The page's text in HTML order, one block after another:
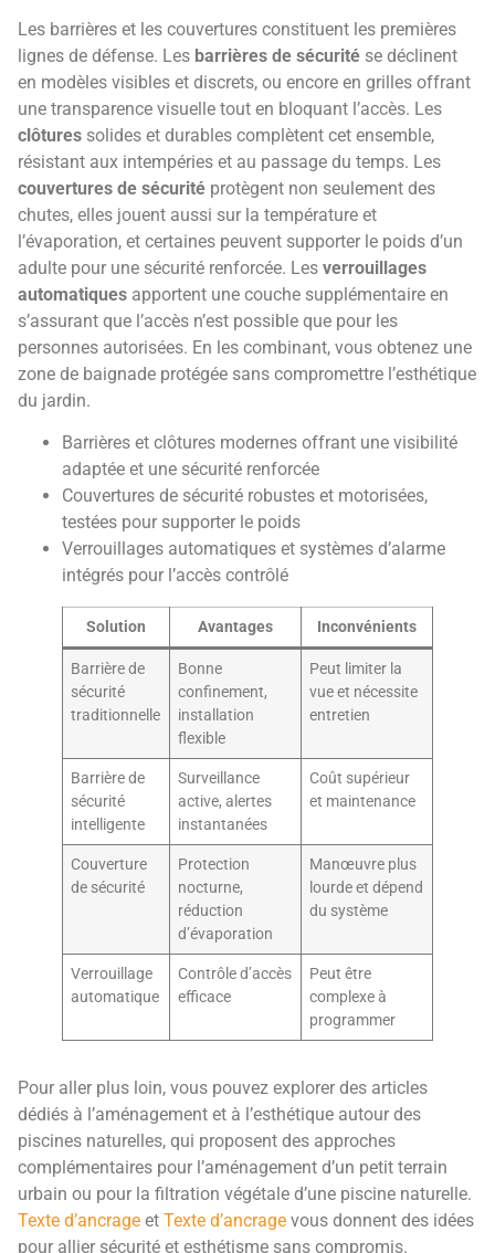
Les barrières et les couvertures constituent les premières
lignes de défense. Les barrières de sécurité se déclinent
en modèles visibles et discrets, ou encore en grilles offrant
une transparence visuelle tout en bloquant l’accès. Les
clôtures solides et durables complètent cet ensemble,
résistant aux intempéries et au passage du temps. Les
couvertures de sécurité protègent non seulement des
chutes, elles jouent aussi sur la température et
l’évaporation, et certaines peuvent supporter le poids d’un
adulte pour une sécurité renforcée. Les verrouillages
automatiques apportent une couche supplémentaire en
s’assurant que l’accès n’est possible que pour les
personnes autorisées. En les combinant, vous obtenez une
zone de baignade protégée sans compromettre l’esthétique
du jardin.
Barrières et clôtures modernes offrant une visibilité
adaptée et une sécurité renforcée
Couvertures de sécurité robustes et motorisées,
testées pour supporter le poids
Verrouillages automatiques et systèmes d’alarme
intégrés pour l’accès contrôlé
Solution Avantages Inconvénients
Barrière de
sécurité
traditionnelle
Bonne
confinement,
installation
flexible
Peut limiter la
vue et nécessite
entretien
Barrière de
sécurité
intelligente
Surveillance
active, alertes
instantanées
Coût supérieur
et maintenance
Couverture
de sécurité
Protection
nocturne,
réduction
d’évaporation
Manœuvre plus
lourde et dépend
du système
Verrouillage
automatique
Contrôle d’accès
efficace
Peut être
complexe à
programmer
Pour aller plus loin, vous pouvez explorer des articles
dédiés à l’aménagement et à l’esthétique autour des
piscines naturelles, qui proposent des approches
complémentaires pour l’aménagement d’un petit terrain
urbain ou pour la filtration végétale d’une piscine naturelle.
Texte d’ancrage et Texte d’ancrage vous donnent des idées
pour allier sécurité et esthétisme sans compromis.